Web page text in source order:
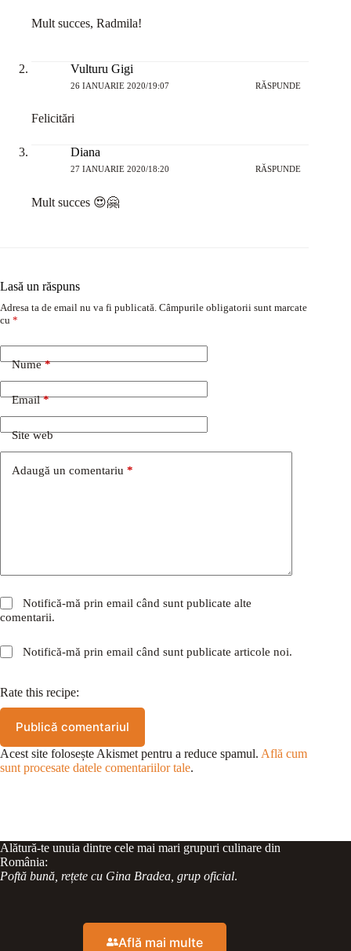
Mult succes, Radmila!
Vulturu Gigi
26 IANUARIE 2020/19:07 RĂSPUNDE
Felicitări
Diana
27 IANUARIE 2020/18:20 RĂSPUNDE
Mult succes 😍🤗
Lasă un răspuns
Adresa ta de email nu va fi publicată. Câmpurile obligatorii sunt marcate
cu *
Nume*
Email*
Site web
Adaugă un comentariu *
Notifică-mă prin email când sunt publicate alte
comentarii.
Notifică-mă prin email când sunt publicate articole noi.
Rate this recipe:
Publică comentariul
Acest site folosește Akismet pentru a reduce spamul. Află cum
sunt procesate datele comentariilor tale.
Alătură-te unuia dintre cele mai mari grupuri culinare din
România:
Poftă bună, rețete cu Gina Bradea, grup oficial.
Află mai multe